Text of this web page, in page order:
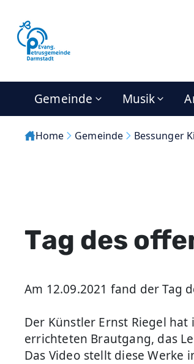
Gemeinde Musik
Home Gemeinde Bessunger
Tag des
Am 12.09.2021 fand der Tag
Der Künstler Ernst Riegel
errichteten Brautgang, das
Das Video stellt diese